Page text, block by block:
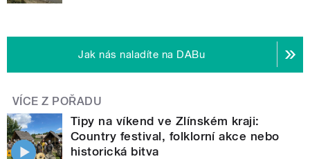
Jak nás naladíte na DABu
VÍCE Z POŘADU
Tipy na víkend ve Zlínském kraji:
Country festival, folklorní akce nebo
historická bitva